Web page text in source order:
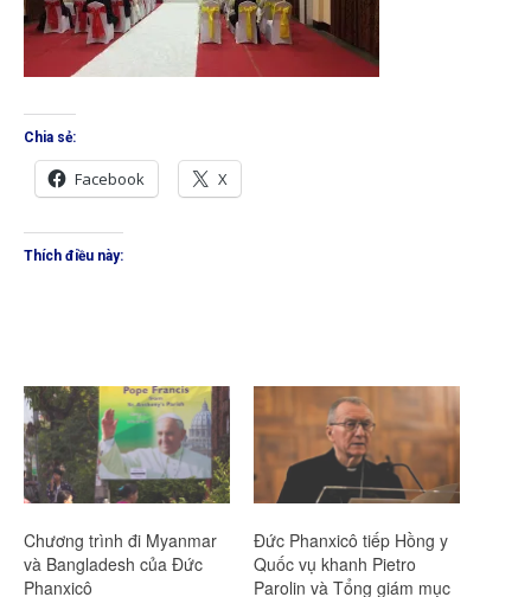
Chia sẻ:
Facebook X
Thích điều này:
Chương trình đi Myanmar
và Bangladesh của Đức
Phanxicô
Đức Phanxicô tiếp Hồng y
Quốc vụ khanh Pietro
Parolin và Tổng giám mục